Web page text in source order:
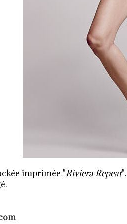
imprimée "Riviera Repeat".